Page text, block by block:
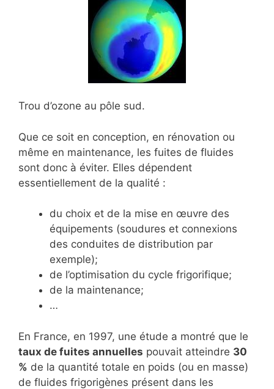
Trou d’ozone au pôle sud.
Que ce soit en conception, en rénovation ou
même en maintenance, les fuites de fluides
sont donc à éviter. Elles dépendent
essentiellement de la qualité :
du choix et de la mise en œuvre des
équipements (soudures et connexions
des conduites de distribution par
exemple);
de l’optimisation du cycle frigorifique;
de la maintenance;
…
En France, en 1997, une étude a montré que le
taux de fuites annuelles pouvait atteindre 30
% de la quantité totale en poids (ou en masse)
de fluides frigorigènes présent dans les